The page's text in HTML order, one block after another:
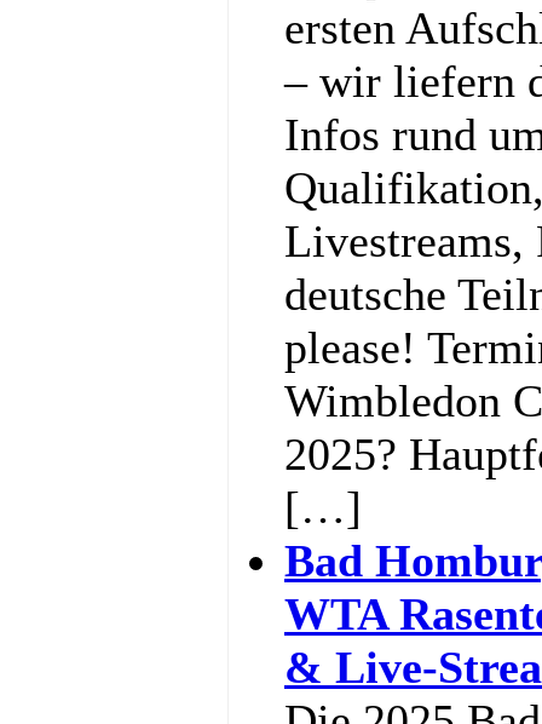
ersten
– wir liefern
Infos rund
Livestreams,
deutsche
please!
Wimbledon
2025?
[…]
Bad
WTA
& Live-